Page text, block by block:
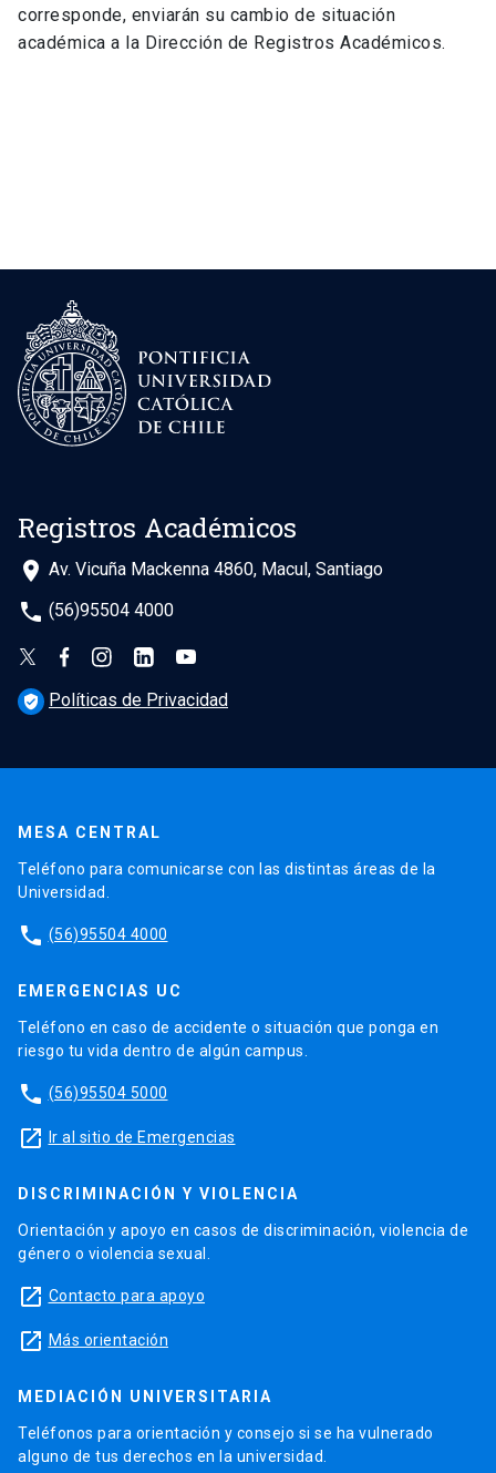
corresponde, enviarán su cambio de situación
académica a la Dirección de Registros Académicos.
Registros Académicos
place Av. Vicuña Mackenna 4860, Macul, Santiago
phone (56)95504 4000
verified_user Políticas de Privacidad
MESA CENTRAL
Teléfono para comunicarse con las distintas áreas de la
Universidad.
phone (56)95504 4000
EMERGENCIAS UC
Teléfono en caso de accidente o situación que ponga en
riesgo tu vida dentro de algún campus.
phone (56)95504 5000
launch Ir al sitio de Emergencias
DISCRIMINACIÓN Y VIOLENCIA
Orientación y apoyo en casos de discriminación, violencia de
género o violencia sexual.
launch Contacto para apoyo
launch Más orientación
MEDIACIÓN UNIVERSITARIA
Teléfonos para orientación y consejo si se ha vulnerado
alguno de tus derechos en la universidad.